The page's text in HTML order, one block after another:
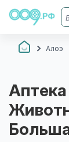
Алоэ
Аптека